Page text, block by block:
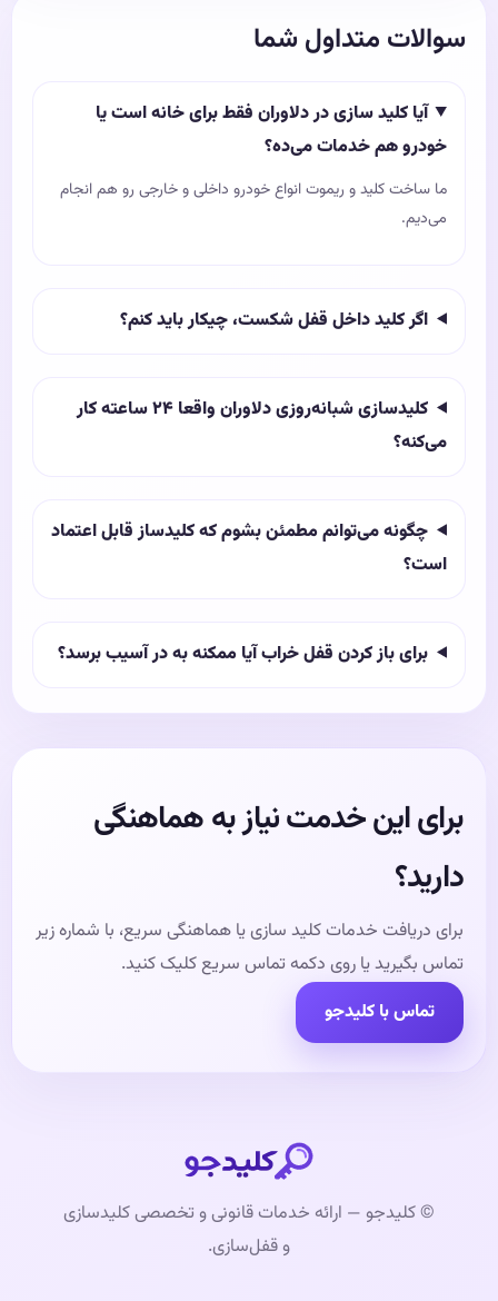
سوالات متداول شما
آیا کلید سازی در دلاوران فقط برای خانه است یا
خودرو هم خدمات می‌ده؟
ما ساخت کلید و ریموت انواع خودرو داخلی و خارجی رو هم انجام
می‌دیم.
اگر کلید داخل قفل شکست، چیکار باید کنم؟
کلیدسازی شبانه‌روزی دلاوران واقعا ۲۴ ساعته کار
می‌کنه؟
چگونه می‌توانم مطمئن بشوم که کلیدساز قابل اعتماد
است؟
برای باز کردن قفل خراب آیا ممکنه به در آسیب برسد؟
برای این خدمت نیاز به هماهنگی
دارید؟
برای دریافت خدمات کلید سازی یا هماهنگی سریع، با شماره زیر
تماس بگیرید یا روی دکمه تماس سریع کلیک کنید.
تماس با کلیدجو
© کلیدجو — ارائه خدمات قانونی و تخصصی کلیدسازی
و قفل‌سازی.